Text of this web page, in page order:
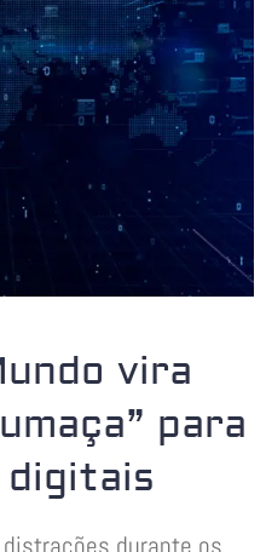
vira
para
digitais
durante os